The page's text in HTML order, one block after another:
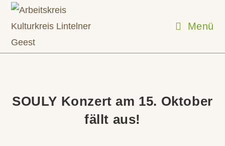
Zum
springen
Menü
SOULY Konzert am 15. Oktober
fällt aus!